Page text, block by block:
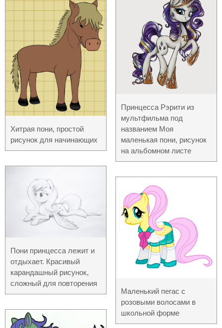
Хитрая пони, простой
рисунок для начинающих
Пони принцесса лежит и
отдыхает. Красивый
карандашный рисунок,
сложный для повторения
Принцесса Рэрити из
мультфильма под
названием Моя
маленькая пони, рисунок
на альбомном листе
Маленький пегас с
розовыми волосами в
школьной форме